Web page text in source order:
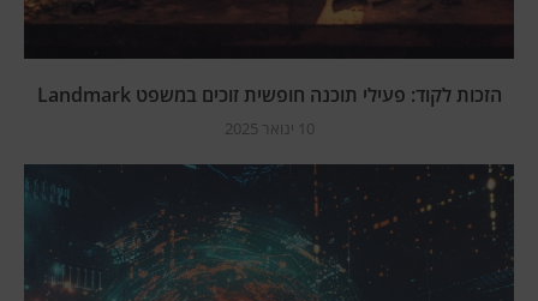
הזכות לקוד: פעילי תוכנה חופשית זוכים במשפט Landmark
10 ינואר 2025